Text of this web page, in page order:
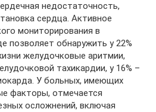
недостаточность,
сердца. Активное
мониторирования в
позволяет обнаружить у 22%
желудочковые аритмии,
тахикардии, у 16% –
У больных, имеющих
факторы, отмечается
осложнений, включая